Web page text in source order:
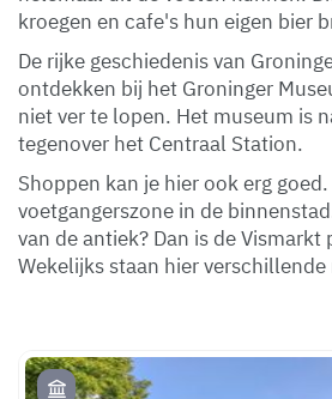
kroegen en cafe's hun eigen bier
De rijke geschiedenis van
ontdekken bij het Groninger
niet ver te lopen. Het museum is
tegenover het Centraal Station.
Shoppen kan je hier ook erg
voetgangerszone in de
van de antiek? Dan is de Vismarkt
Wekelijks staan hier